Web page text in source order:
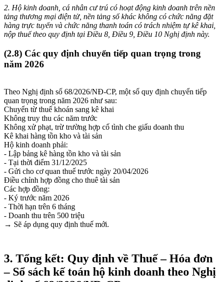
2. Hộ kinh doanh, cá nhân cư trú có hoạt động kinh doanh trên nền
tảng thương mại điện tử, nền tảng số khác không có chức năng đặt
hàng trực tuyến và chức năng thanh toán có trách nhiệm tự kê khai,
nộp thuế theo quy định tại Điều 8, Điều 9, Điều 10 Nghị định này.
(2.8) Các quy định chuyển tiếp quan trọng trong
năm 2026
Theo Nghị định số 68/2026/NĐ-CP, một số quy định chuyển tiếp
quan trọng trong năm 2026 như sau:
Chuyển từ thuế khoán sang kê khai
Không truy thu các năm trước
Không xử phạt, trừ trường hợp cố tình che giấu doanh thu
Kê khai hàng tồn kho và tài sản
Hộ kinh doanh phải:
- Lập bảng kê hàng tồn kho và tài sản
- Tại thời điểm 31/12/2025
- Gửi cho cơ quan thuế trước ngày 20/04/2026
Điều chỉnh hợp đồng cho thuê tài sản
Các hợp đồng:
- Ký trước năm 2026
- Thời hạn trên 6 tháng
- Doanh thu trên 500 triệu
→ Sẽ áp dụng quy định thuế mới.
3. Tổng kết: Quy định về Thuế – Hóa đơn
– Sổ sách kế toán hộ kinh doanh theo Nghị